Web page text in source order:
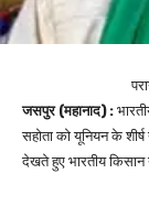
जसपुर (महानाद) :
सहोता को यूनियन के
देखते हुए भारतीय किसान